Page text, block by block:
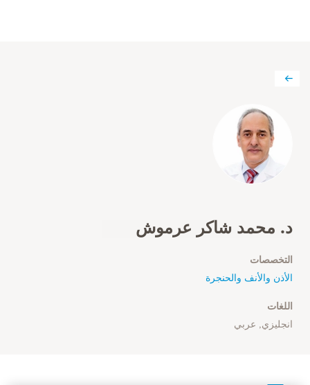
د. محمد شاكر عرموش
التخصصات
الأذن والأنف والحنجرة
اللغات
انجليزي, عربي